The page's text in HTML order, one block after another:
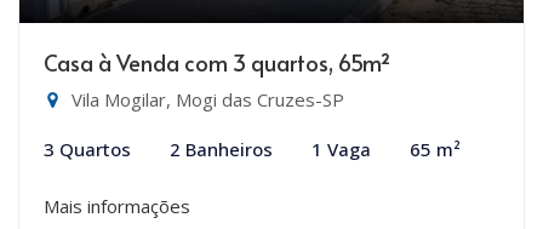
Casa à Venda com 3 quartos, 65m²
Vila Mogilar, Mogi das Cruzes-SP
3 Quartos 2 Banheiros 1 Vaga 65 m²
Mais informações